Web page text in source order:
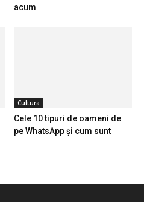
acum
Cultura
Cele 10 tipuri de oameni de
pe WhatsApp și cum sunt